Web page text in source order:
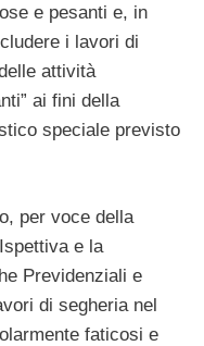
e pesanti e, in
i lavori di
attività
ai fini della
speciale previsto
per voce della
e la
Previdenziali e
di segheria nel
faticosi e